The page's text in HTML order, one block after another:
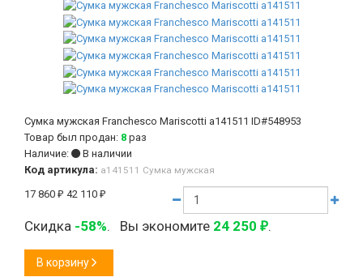
Сумка мужская Franchesco Mariscotti а141511 ID#548953
Товар был продан: 8 раз
Наличие:
В наличии
Код артикула: а141511 Сумка мужская
17 860 ₽ 42 110 ₽
Скидка -58%. Вы экономите 24 250 ₽.
В корзину